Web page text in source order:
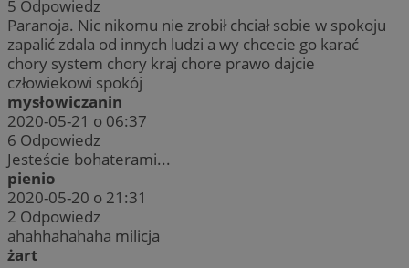
5 Odpowiedz
Paranoja. Nic nikomu nie zrobił chciał sobie w spokoju
zapalić zdala od innych ludzi a wy chcecie go karać
chory system chory kraj chore prawo dajcie
człowiekowi spokój
mysłowiczanin
2020-05-21 o 06:37
6 Odpowiedz
Jesteście bohaterami...
pienio
2020-05-20 o 21:31
2 Odpowiedz
ahahhahahaha milicja
żart